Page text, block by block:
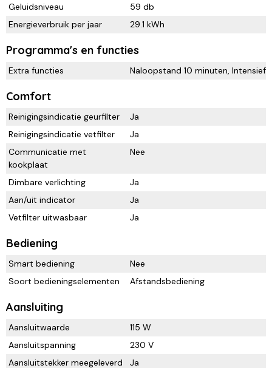
Geluidsniveau
59 db
Energieverbruik per jaar
29.1 kWh
Programma's en functies
Extra functies Naloopstand 10 minuten,
Comfort
Reinigingsindicatie geurfilter
Ja
Reinigingsindicatie vetfilter
Ja
Communicatie met
kookplaat
Nee
Dimbare verlichting
Ja
Aan/uit indicator
Ja
Vetfilter uitwasbaar
Ja
Bediening
Smart bediening
Nee
Soort bedieningselementen
Afstandsbediening
Aansluiting
Aansluitwaarde
115 W
Aansluitspanning
230 V
Aansluitstekker meegeleverd
Ja